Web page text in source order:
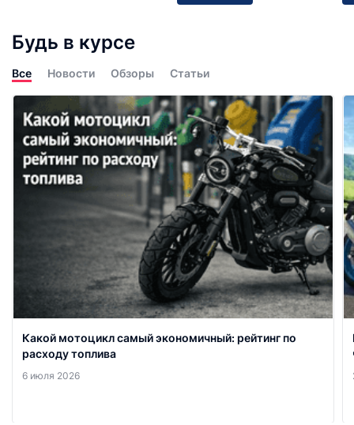
Будь в курсе
Все Новости Обзоры Статьи
Какой мотоцикл самый экономичный: рейтинг по
расходу топлива
6 июля 2026